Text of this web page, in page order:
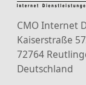
CMO Internet
Kaiserstraße
72764
Deutschland